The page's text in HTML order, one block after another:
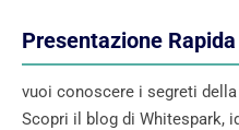
Presentazione
vuoi conoscere i segreti
Scopri il blog di Whitespark,